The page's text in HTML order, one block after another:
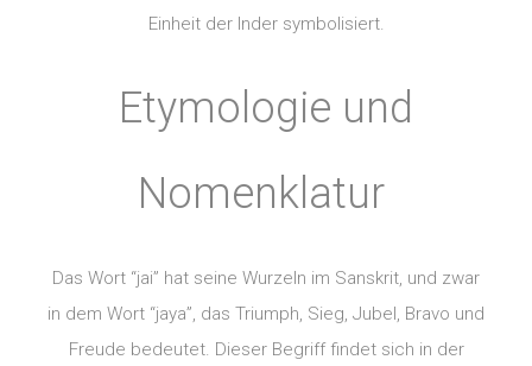
Einheit der Inder symbolisiert.
Etymologie und
Nomenklatur
Das Wort “jai” hat seine Wurzeln im Sanskrit, und zwar
in dem Wort “jaya”, das Triumph, Sieg, Jubel, Bravo und
Freude bedeutet. Dieser Begriff findet sich in der